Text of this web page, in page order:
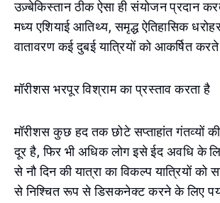
उज़्बेकिस्तान ठीक ऐसा ही संयोजन प्रदान
मध्य एशियाई आतिथ्य, समृद्ध ऐतिहासिक
वातावरण कई दुबई यात्रियों को आकर्षित
मॉरीशस भरपूर विश्राम का प्रस्ताव करता है
मॉरीशस कुछ हद तक छोटे सप्ताहांत गंतव्यों
दूर है, फिर भी अधिक लोग इसे ईद अवधि के
से नौ दिन की यात्रा का विकल्प यात्रियों
से निश्चित रूप से डिसकनेक्ट करने के लिए